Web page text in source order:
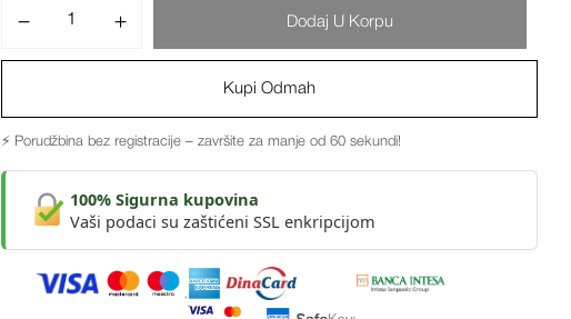
Dodaj U Korpu
Kupi Odmah
⚡ Porudžbina bez registracije – završite za manje od 60 sekundi!
100% Sigurna kupovina
Vaši podaci su zaštićeni SSL enkripcijom